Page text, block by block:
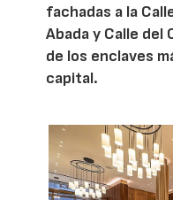
fachadas a la
Abada y Calle del
de los enclaves
capital.